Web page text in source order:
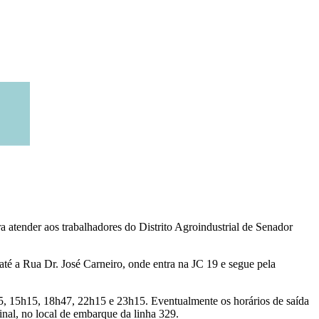
aos trabalhadores do Distrito Agroindustrial de Senador
a Rua Dr. José Carneiro, onde entra na JC 19 e segue pela
18h47, 22h15 e 23h15. Eventualmente os horários de saída
no local de embarque da linha 329.